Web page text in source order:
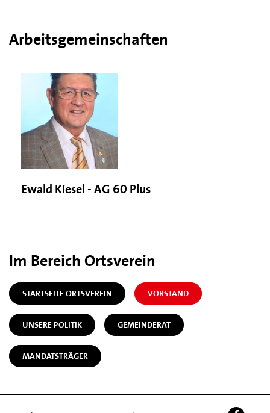
Arbeitsgemeinschaften
Ewald Kiesel - AG 60 Plus
Im Bereich Ortsverein
STARTSEITE ORTSVEREIN VORSTAND
UNSERE POLITIK GEMEINDERAT
MANDATSTRÄGER